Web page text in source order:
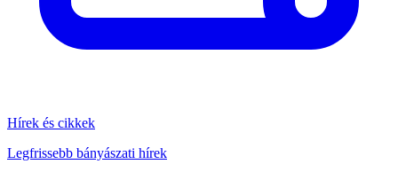
Hírek és cikkek
Legfrissebb bányászati hírek